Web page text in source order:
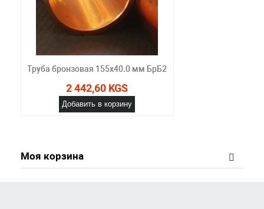
Труба бронзовая 155х40.0 мм БрБ2
2 442,60 KGS
Добавить в корзину
Моя корзина